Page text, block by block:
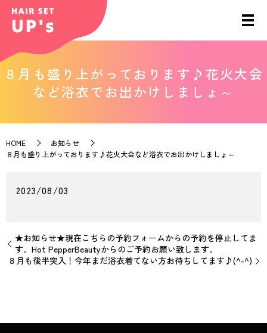
８月も盛り上がっております♪花火大会
など浴衣でお出かけしましょ～
HOME
お知らせ
８月も盛り上がっております♪花火大会など浴衣でお出かけしましょ～
2023/08/03
★お知らせ★現在こちらの予約フォームからの予約を停止してま
す。Hot PepperBeautyからのご予約お願い致します。
８月も後半突入！今年まだ浴衣着てない方お待ちしてます♪(^-^)